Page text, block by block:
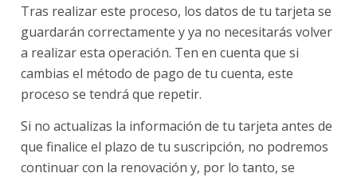
Tras realizar este proceso, los datos de tu tarjeta se
guardarán correctamente y ya no necesitarás volver
a realizar esta operación. Ten en cuenta que si
cambias el método de pago de tu cuenta, este
proceso se tendrá que repetir.
Si no actualizas la información de tu tarjeta antes de
que finalice el plazo de tu suscripción, no podremos
continuar con la renovación y, por lo tanto, se